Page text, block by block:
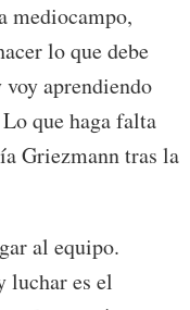
mediocampo,
lo que debe
voy aprendiendo
que haga falta
Griezmann tras la
al equipo.
luchar es el